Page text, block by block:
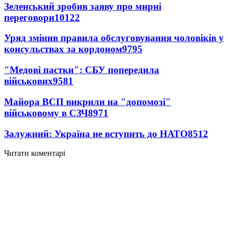
Зеленський зробив заяву про мирні
переговори10122
Уряд змінив правила обслуговування чоловіків у
консульствах за кордоном9795
"Медові пастки": СБУ попередила
військових9581
Майора ВСП викрили на "допомозі"
військовому в СЗЧ8971
Залужний: Україна не вступить до НАТО8512
Читати коментарі